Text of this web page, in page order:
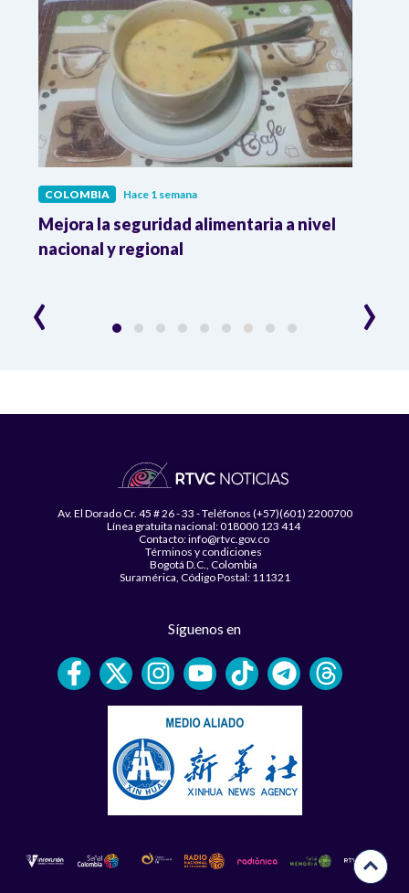
COLOMBIA Hace 1 semana
Mejora la seguridad alimentaria a nivel
nacional y regional
‹ ›
Av. El Dorado Cr. 45 # 26 - 33 - Teléfonos (+57)(601) 2200700
Línea gratuita nacional: 018000 123 414
Contacto: info@rtvc.gov.co
Términos y condiciones
Bogotá D.C., Colombia
Suramérica, Código Postal: 111321
Síguenos en